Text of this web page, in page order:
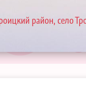
район, село